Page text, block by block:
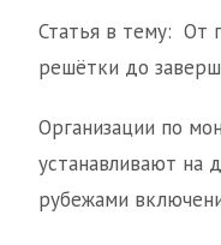
Статья в тему: От
решётки до
Организации по
устанавливают на
рубежами